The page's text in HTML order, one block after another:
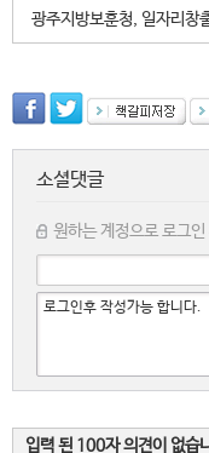
광주지방보훈청, 일자리창
소셜댓글
원하는 계정으로 로그
입력 된 100자 의견이 없습